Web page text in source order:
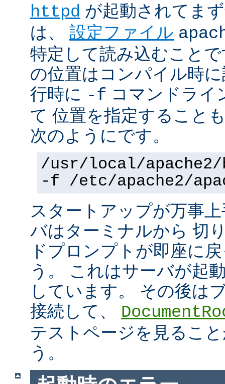
httpd が起動されてま
は、 設定ファイル
特定して読み込むこと
の位置はコンパイル時
行時に -f コマンドライ
て 位置を指定すること
次のようにです。
/usr/local/
-f /etc/apache2/
スタートアップが万事
バはターミナルから 切
ドプロンプトが即座に
う。 これはサーバが起
しています。 その後は
接続して、
テストページを見るこ
う。